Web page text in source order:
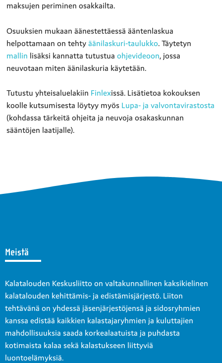
maksujen periminen osakkailta.
Osuuksien mukaan äänestettäessä ääntenlaskua
helpottamaan on tehtyäänilaskuri-taulukko. Täytetyn
mallin lisäksi kannatta tutustuaohjevideoon, jossa
neuvotaan miten äänilaskuria käytetään.
Tutustu yhteisaluelakiin Finlexissä. Lisätietoa kokouksen
koolle kutsumisesta löytyy myös Lupa- ja valvontavirastosta
(kohdassa tärkeitä ohjeita ja neuvoja osakaskunnan
sääntöjen laatijalle).
Meistä
Kalatalouden Keskusliitto on valtakunnallinen kaksikielinen
kalatalouden kehittämis- ja edistämisjärjestö. Liiton
tehtävänä on yhdessä jäsenjärjestöjensä ja sidosryhmien
kanssa edistää kaikkien kalastajaryhmien ja kuluttajien
mahdollisuuksia saada korkealaatuista ja puhdasta
kotimaista kalaa sekä kalastukseen liittyviä
luontoelämyksiä.